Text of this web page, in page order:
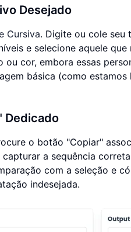
Desejado
Cursiva. Digite ou cole seu
e selecione aquele
cor, embora essas
básica (como
Dedicado
o botão "Copiar"
a sequência
com a seleção e
indesejada.